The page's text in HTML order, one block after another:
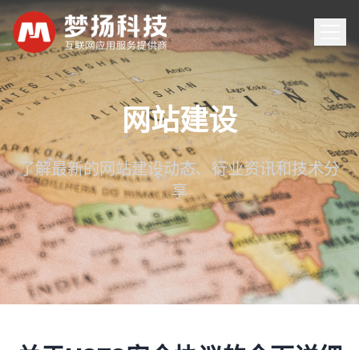
首页
服务
案例
新闻
关于
网站建设
了解最新的网站建设动态、行业资讯和技术分
享